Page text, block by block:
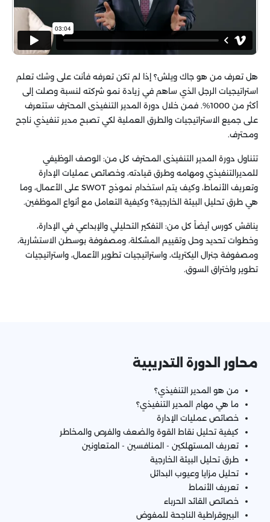
هل تعرف من هو جاك ويلش؟ إذا لم تكن تعرفه فأنت على وشك تعلم
استراتيجيات الرجل الذي ساهم في زيادة نمو شركته لنسبة وصلت إلى
أكثر من 1000%. فمن خلال دورة المدير التنفيذى المحترف ستتعرف
على جميع الاستراتيجيات والطرق العملية لكي تصبح مدير تنفيذي ناجح
ومحترف.
تتناول دورة المدير التنفيذى المحترف كل من: الوصف الوظيفي
للمديرالتنفيذي ومهامه وطرق قيادته، وخصائص عمليات الإدارة
وتعريف الأنماط، وكيف يتم استخدام نموذج SWOT على الأعمال، وما
هي طرق تحليل البيئة الخارجية؟ وكيفية التعامل مع أنواع الموظفين.
يناقش كورس أيضاً كل من: التفكير التحليلي والإبداعي في الإدارة،
وخطوات تحديد وحل وتقييم المشكلة، ومصفوفة بوسطن الاستشارية،
ومصفوفة جنرال اليكتريك، واستراتيجيات تطوير الأعمال، واستراتيجيات
تطوير واختراق السوق.
محاور الدورة التدريبية
من هو المدير التنفيذي؟
ما هي مهام المدير التنفيذي؟
خصائص عمليات الإدارة
كيفية تحليل نقاط القوة والضعف والفرص والمخاطر
تعريف المستهلكين - المنافسين - المتعاونين
طرق تحليل البيئة الخارجية
تحليل مزايا وعيوب البدائل
تعريف الأنماط
خصائص القائد الحرباء
البيروقراطية الناجحة للمفوض